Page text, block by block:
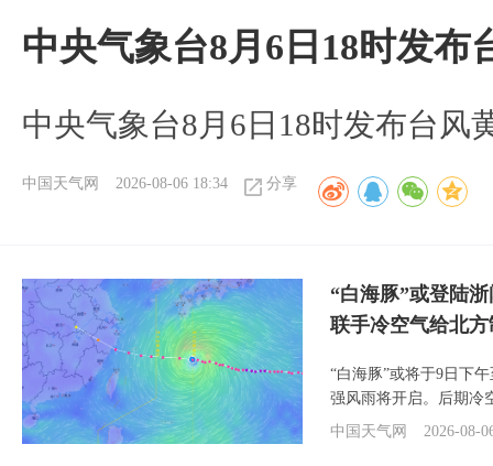
中央气象台8月6日18时发布
中央气象台8月6日18时发布台风
中国天气网 2026-08-06 18:34 分享
“白海豚”或登陆
联手冷空气给北
“白海豚”或将于9日下
强风雨将开启。后期冷
中国天气网
2026-08-